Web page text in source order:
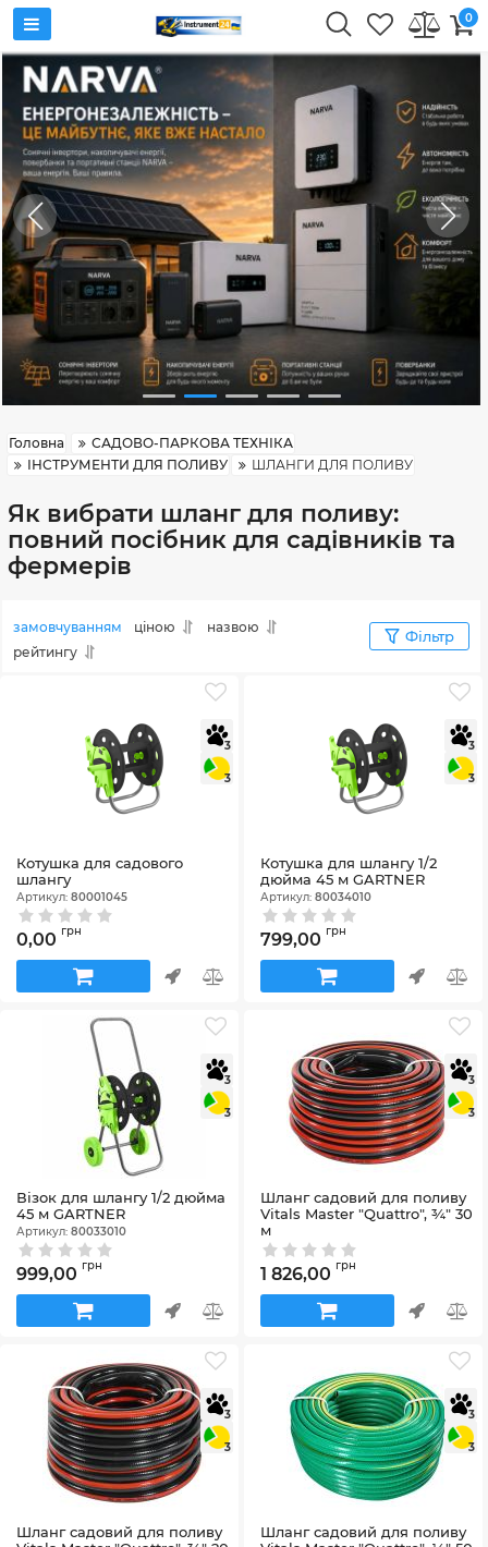
0
Головна
САДОВО-ПАРКОВА ТЕХНІКА
ІНСТРУМЕНТИ ДЛЯ ПОЛИВУ
ШЛАНГИ ДЛЯ ПОЛИВУ
Як вибрати шланг для поливу:
повний посібник для садівників та
фермерів
замовчуванням ціною
назвою
рейтингу
Фільтр
3
3
Котушка для садового
шлангу
Артикул: 80001045
0,00 грн
3
3
Котушка для шлангу 1/2
дюйма 45 м GARTNER
Артикул: 80034010
799,00 грн
3
3
Візок для шлангу 1/2 дюйма
45 м GARTNER
Артикул: 80033010
999,00 грн
3
3
Шланг садовий для поливу
Vitals Master "Quattro", ¾" 30
м
Артикул:199297
1 826,00 грн
3
3
Шланг садовий для поливу
3
3
Шланг садовий для поливу